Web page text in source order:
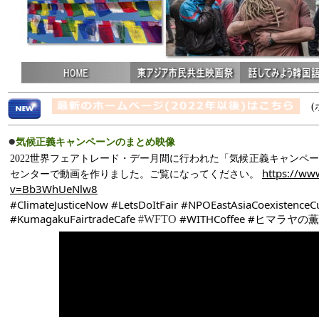
(
●気候正義キャンペーンのまとめ映像
2022世界フェアトレード・デー月間に行われた「気候正義キャンペ
センターで動画を作りました。ご覧になってください。 https://
v=Bb3WhUeNlw8
#ClimateJusticeNow #LetsDoItFair
#KumagakuFairtradeCafe #WFTO #WITHCoffee #ヒマラヤの